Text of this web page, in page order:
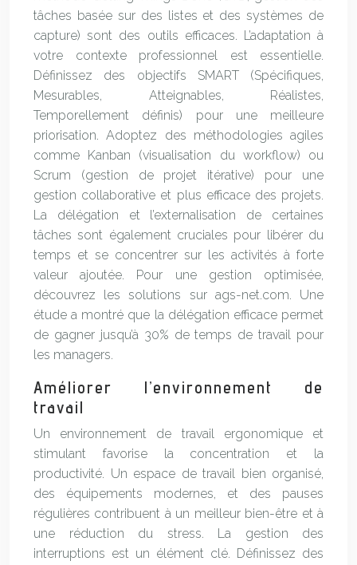
tâches basée sur des listes et des systèmes de
capture) sont des outils efficaces. L’adaptation à
votre contexte professionnel est essentielle.
Définissez des objectifs SMART (Spécifiques,
Mesurables, Atteignables, Réalistes,
Temporellement définis) pour une meilleure
priorisation. Adoptez des méthodologies agiles
comme Kanban (visualisation du workflow) ou
Scrum (gestion de projet itérative) pour une
gestion collaborative et plus efficace des projets.
La délégation et l’externalisation de certaines
tâches sont également cruciales pour libérer du
temps et se concentrer sur les activités à forte
valeur ajoutée. Pour une gestion optimisée,
découvrez les solutions sur ags-net.com. Une
étude a montré que la délégation efficace permet
de gagner jusqu’à 30% de temps de travail pour
les managers.
Améliorer l’environnement de
travail
Un environnement de travail ergonomique et
stimulant favorise la concentration et la
productivité. Un espace de travail bien organisé,
des équipements modernes, et des pauses
régulières contribuent à un meilleur bien-être et à
une réduction du stress. La gestion des
interruptions est un élément clé. Définissez des